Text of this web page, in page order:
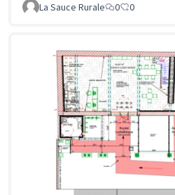
La Sauce Rurale
0 0